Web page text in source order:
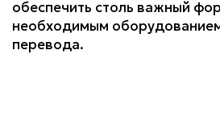
обеспечить столь важный
необходимым
перевода.